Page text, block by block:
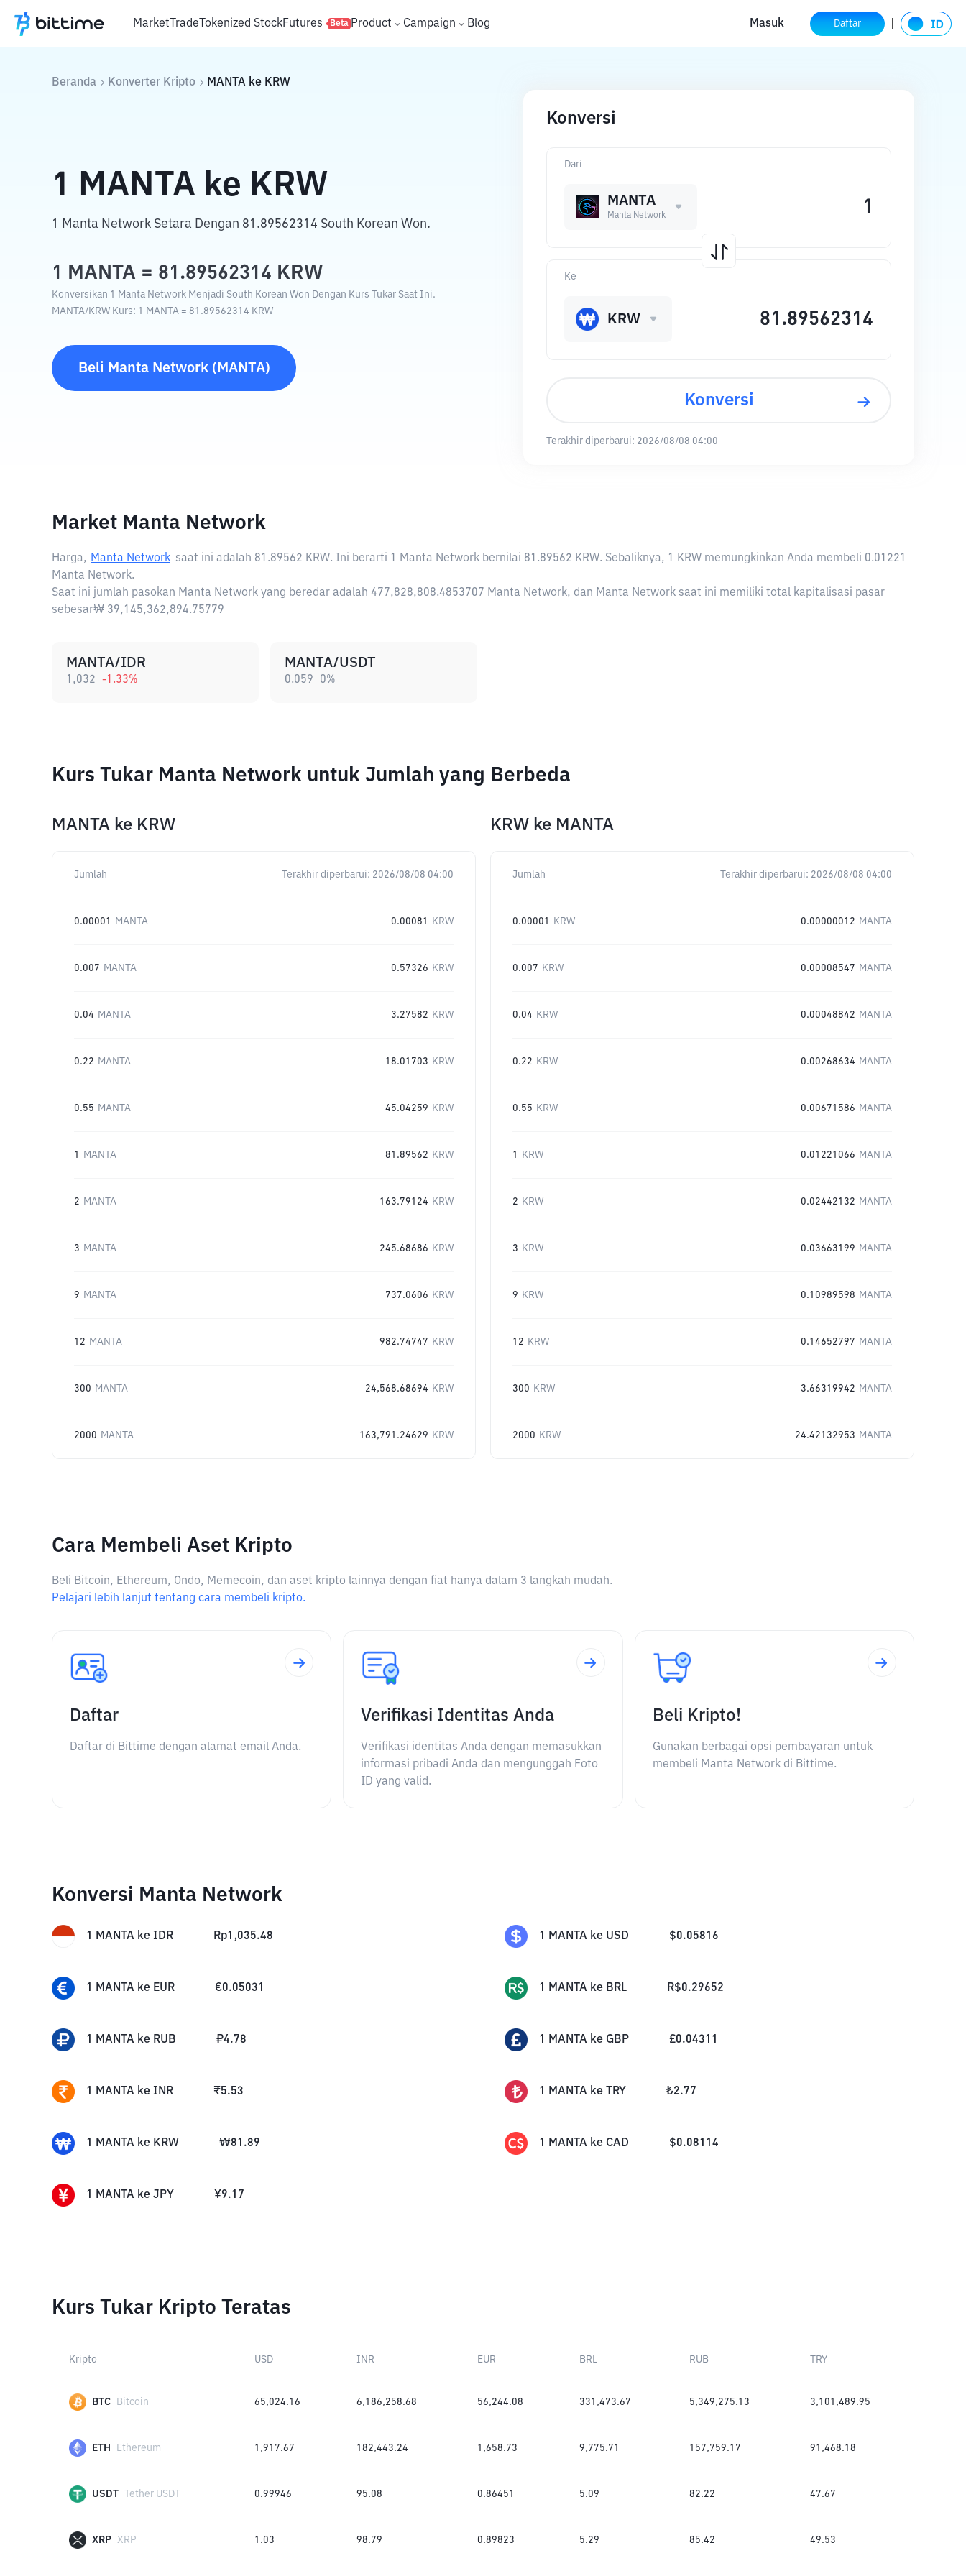
MarketTradeTokenized StockFutures Beta Product Campaign Blog Masuk Daftar
Beranda Konverter Kripto MANTA ke KRW
1 MANTA ke KRW
1 Manta Network Setara Dengan 81.89562314 South Korean Won.
1 MANTA = 81.89562314 KRW
Konversikan 1 Manta Network Menjadi South Korean Won Dengan Kurs Tukar Saat Ini.
MANTA/KRW Kurs: 1 MANTA = 81.89562314 KRW
Beli Manta Network( MANTA)
Konversi
Dari
MANTA
Manta Network
Ke
KRW
Konversi
Terakhir diperbarui: 2026/08/08 04:00
Market Manta Network
Harga, Manta Network saat ini adalah 81.89562 KRW. Ini berarti 1 Manta Network bernilai 81.89562 KRW. Sebaliknya, 1 KRW memungkinkan Anda membeli 0.01221
Manta Network.
Saat ini jumlah pasokan Manta Network yang beredar adalah 477,828,808.4853707 Manta Network, dan Manta Network saat ini memiliki total kapitalisasi pasar
sebesar₩ 39,145,362,894.75779
MANTA/IDR
1,032 -1.33%
MANTA/USDT
0.059 0%
Kurs Tukar Manta Network untuk Jumlah yang Berbeda
MANTA ke KRW
Jumlah Terakhir diperbarui: 2026/08/08 04:00
0.00001 MANTA 0.00081 KRW
0.007 MANTA 0.57326 KRW
0.04 MANTA 3.27582 KRW
0.22 MANTA 18.01703 KRW
0.55 MANTA 45.04259 KRW
1 MANTA 81.89562 KRW
2 MANTA 163.79124 KRW
3 MANTA 245.68686 KRW
9 MANTA 737.0606 KRW
12 MANTA 982.74747 KRW
300 MANTA 24,568.68694 KRW
2000 MANTA 163,791.24629 KRW
KRW ke MANTA
Jumlah Terakhir diperbarui: 2026/08/08 04:00
0.00001 KRW 0.00000012 MANTA
0.007 KRW 0.00008547 MANTA
0.04 KRW 0.00048842 MANTA
0.22 KRW 0.00268634 MANTA
0.55 KRW 0.00671586 MANTA
1 KRW 0.01221066 MANTA
2 KRW 0.02442132 MANTA
3 KRW 0.03663199 MANTA
9 KRW 0.10989598 MANTA
12 KRW 0.14652797 MANTA
300 KRW 3.66319942 MANTA
2000 KRW 24.42132953 MANTA
Cara Membeli Aset Kripto
Beli Bitcoin, Ethereum, Ondo, Memecoin, dan aset kripto lainnya dengan fiat hanya dalam 3 langkah mudah.
Pelajari lebih lanjut tentang cara membeli kripto.
Daftar
Daftar di Bittime dengan alamat email Anda.
Verifikasi Identitas Anda
Verifikasi identitas Anda dengan memasukkan
informasi pribadi Anda dan mengunggah Foto
ID yang valid.
Beli Kripto!
Gunakan berbagai opsi pembayaran untuk
membeli Manta Network di Bittime.
Konversi Manta Network
1 MANTA ke IDR Rp1,035.48 1 MANTA ke USD $0.05816
1 MANTA ke EUR €0.05031 1 MANTA ke BRL R$0.29652
1 MANTA ke RUB ₽4.78 1 MANTA ke GBP £0.04311
1 MANTA ke INR ₹5.53 1 MANTA ke TRY ₺2.77
1 MANTA ke KRW ₩81.89 1 MANTA ke CAD $0.08114
1 MANTA ke JPY ¥9.17
Kurs Tukar Kripto Teratas
Kripto USD INR EUR BRL RUB TRY
BTC Bitcoin 65,024.16 6,186,258.68 56,244.08 331,473.67 5,349,275.13 3,101,489.95
ETH Ethereum 1,917.67 182,443.24 1,658.73 9,775.71 157,759.17 91,468.18
USDT Tether USDT 0.99946 95.08 0.86451 5.09 82.22 47.67
XRP XRP 1.03 98.79 0.89823 5.29 85.42 49.53